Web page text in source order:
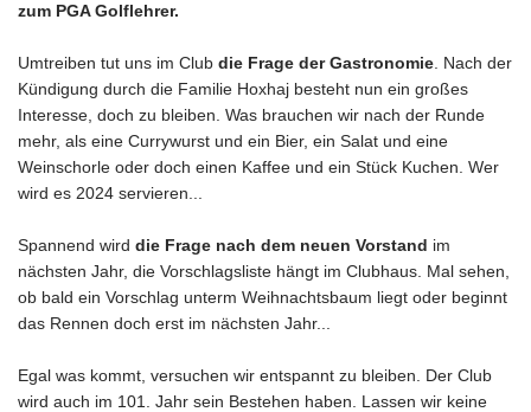
zum PGA Golflehrer.
Umtreiben tut uns im Club die Frage der Gastronomie . Nach der
Kündigung durch die Familie Hoxhaj besteht nun ein großes
Interesse, doch zu bleiben. Was brauchen wir nach der Runde
mehr, als eine Currywurst und ein Bier, ein Salat und eine
Weinschorle oder doch einen Kaffee und ein Stück Kuchen. Wer
wird es 2024 servieren...
Spannend wird die Frage nach dem neuen Vorstand im
nächsten Jahr, die Vorschlagsliste hängt im Clubhaus. Mal sehen,
ob bald ein Vorschlag unterm Weihnachtsbaum liegt oder beginnt
das Rennen doch erst im nächsten Jahr...
Egal was kommt, versuchen wir entspannt zu bleiben. Der Club
wird auch im 101. Jahr sein Bestehen haben. Lassen wir keine